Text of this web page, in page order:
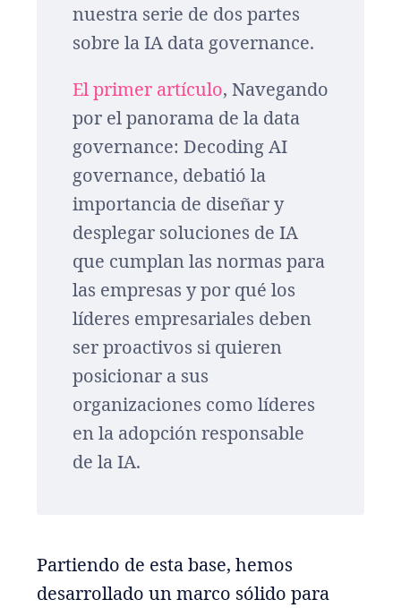
nuestra serie de dos partes
sobre la IA data governance.
El primer artículo, Navegando
por el panorama de la data
governance: Decoding AI
governance, debatió la
importancia de diseñar y
desplegar soluciones de IA
que cumplan las normas para
las empresas y por qué los
líderes empresariales deben
ser proactivos si quieren
posicionar a sus
organizaciones como líderes
en la adopción responsable
de la IA.
Partiendo de esta base, hemos
desarrollado un marco sólido para